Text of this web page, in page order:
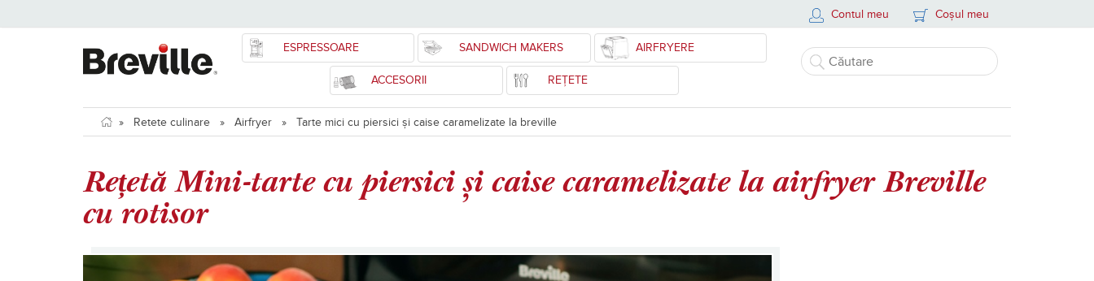
Contul meu Coșul meu
ESPRESSOARE SANDWICH MAKERS AIRFRYERE
ACCESORII REȚETE
» Retete culinare » Airfryer » Tarte mici cu piersici și caise caramelizate la breville
Rețetă Mini-tarte cu piersici și caise caramelizate la airfryer Breville
cu rotisor